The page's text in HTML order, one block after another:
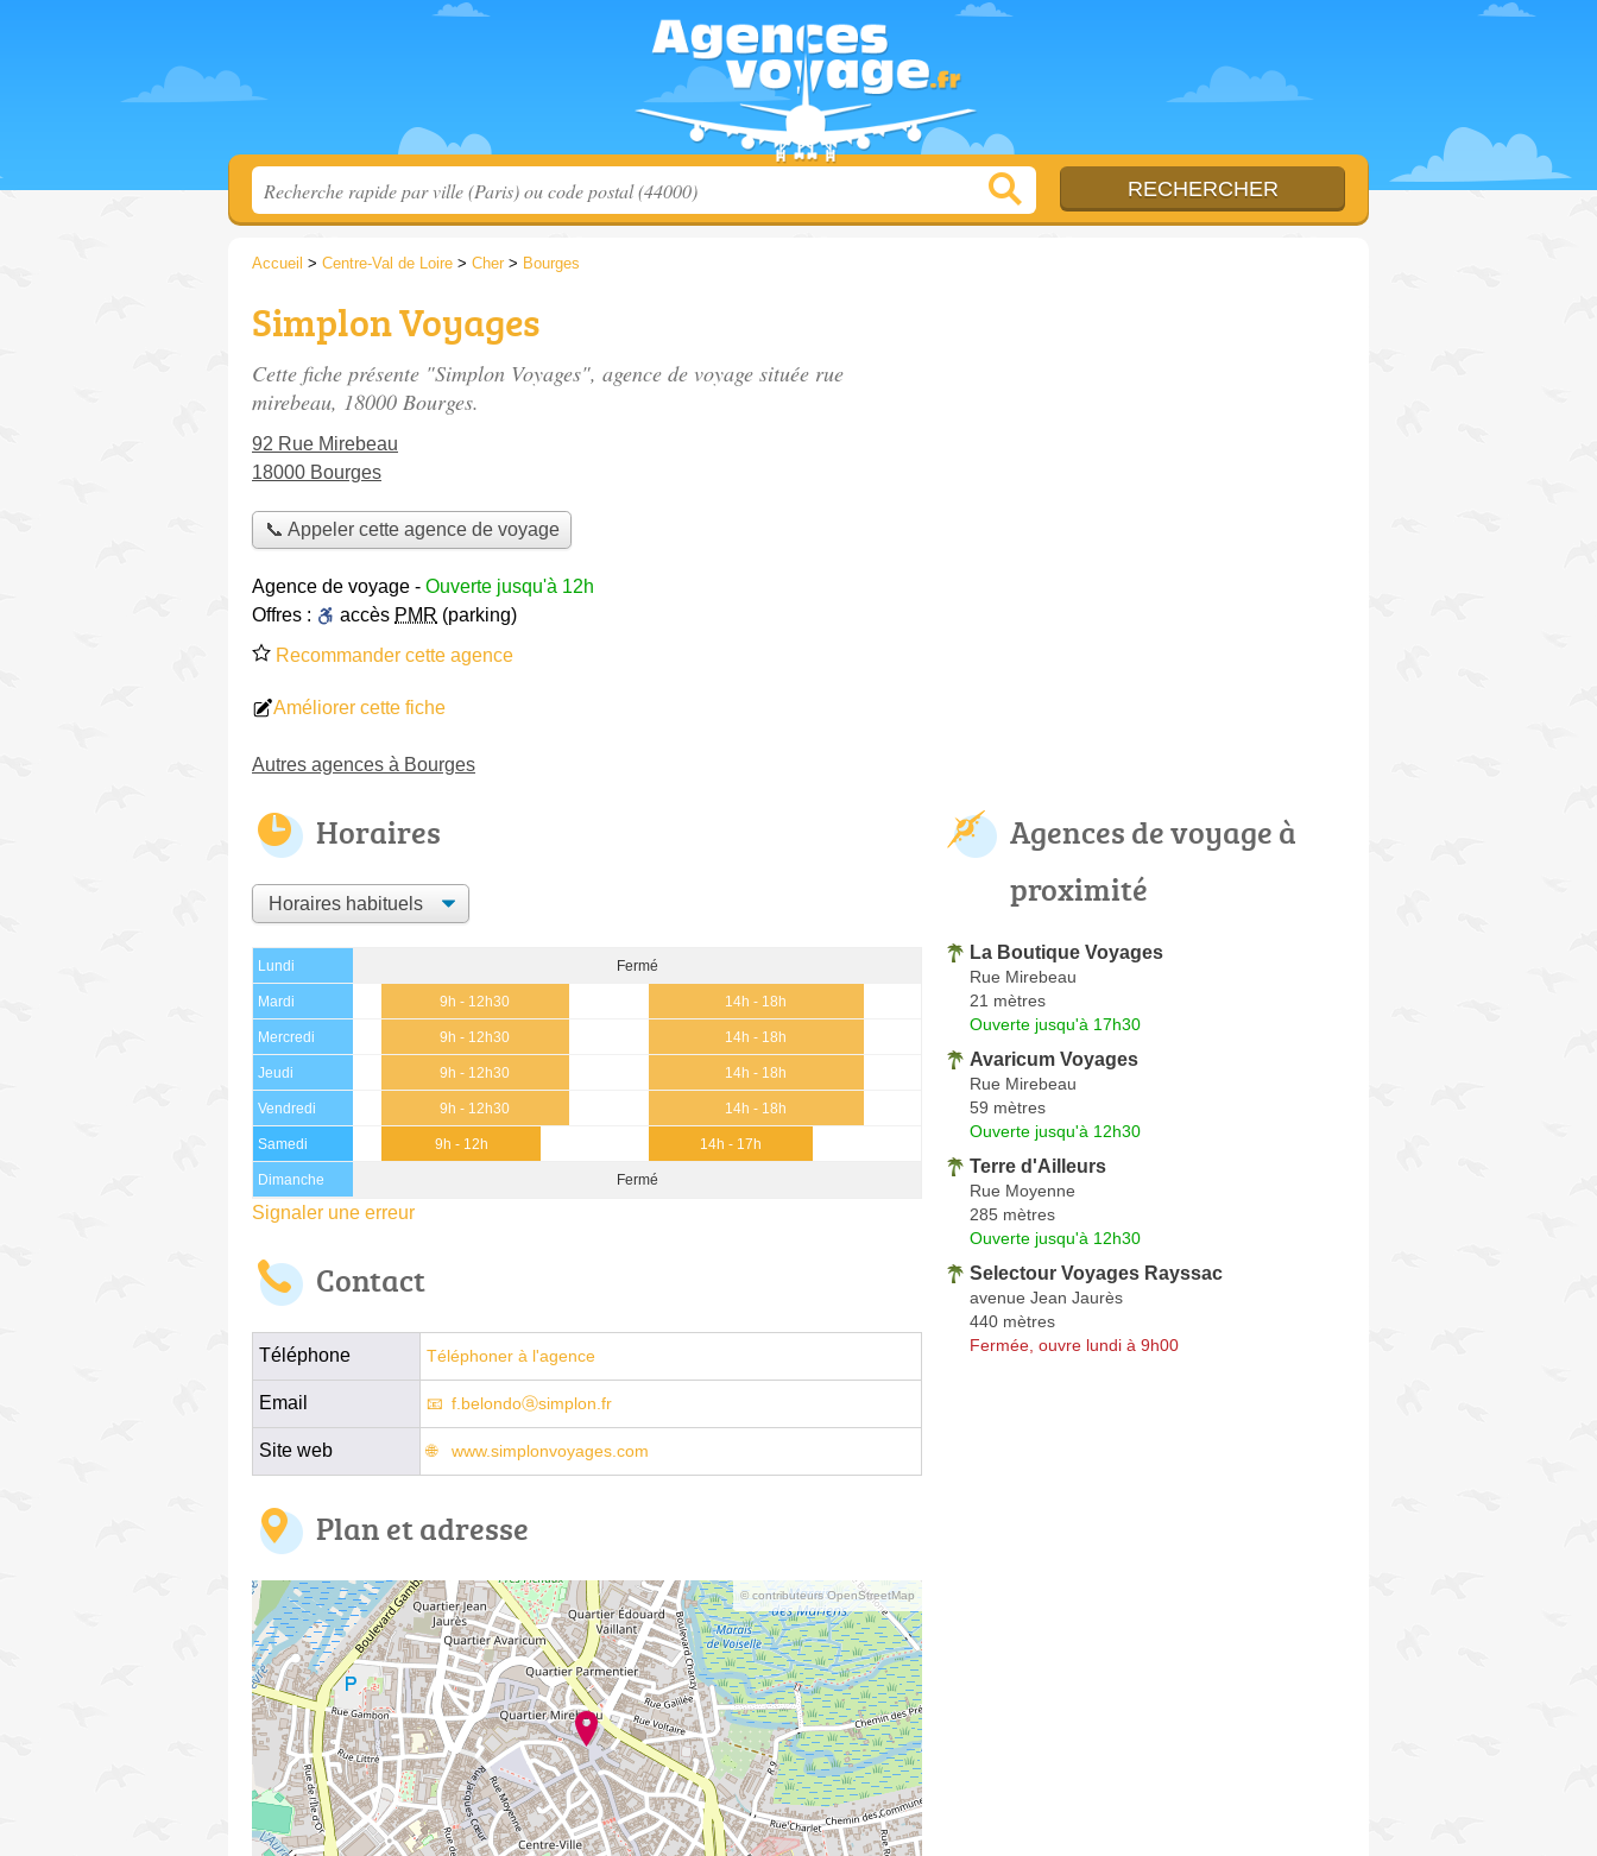
Accueil > Centre-Val de Loire > Cher > Bourges
Simplon Voyages
Cette fiche présente "Simplon Voyages", agence de voyage située rue
mirebeau, 18000 Bourges.
92 Rue Mirebeau
18000 Bourges
📞 Appeler cette agence de voyage
Agence de voyage - Ouverte jusqu'à 12h
Offres :
accès PMR (parking)
Recommander cette agence
Améliorer cette fiche
Autres agences à Bourges
Horaires
Lundi Fermé
Mardi 9h - 12h30 14h - 18h
Mercredi 9h - 12h30 14h - 18h
Jeudi 9h - 12h30 14h - 18h
Vendredi 9h - 12h30 14h - 18h
Samedi 9h - 12h 14h - 17h
Dimanche Fermé
Signaler une erreur
Contact
Téléphone Téléphoner à l'agence
Email f.belondoⓐsimplon.fr
Site web www.simplonvoyages.com
Plan et adresse
© contributeurs OpenStreetMap
Agences de voyage à
proximité
La Boutique Voyages
Rue Mirebeau
21 mètres
Ouverte jusqu'à 17h30
Avaricum Voyages
Rue Mirebeau
59 mètres
Ouverte jusqu'à 12h30
Terre d'Ailleurs
Rue Moyenne
285 mètres
Ouverte jusqu'à 12h30
Selectour Voyages Rayssac
avenue Jean Jaurès
440 mètres
Fermée, ouvre lundi à 9h00